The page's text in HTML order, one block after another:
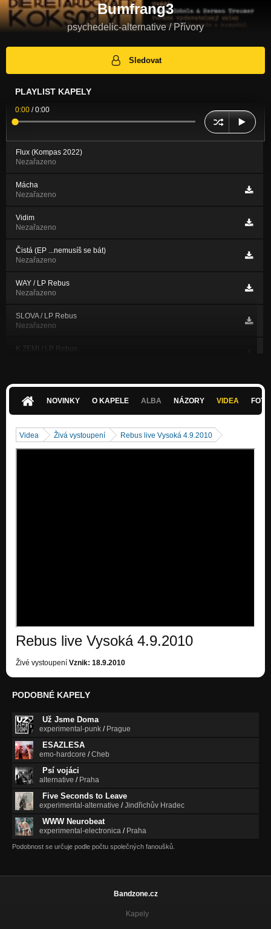
Bumfrang3
psychedelic-alternative / Přívory
Sledovat
PLAYLIST KAPELY
0:00 /0:00
Flux (Kompas 2022)
Nezařazeno
Mácha
Nezařazeno
Vidim
Nezařazeno
Čistá (EP ...nemusíš se bát)
Nezařazeno
WAY / LP Rebus
Nezařazeno
SLOVA / LP Rebus
Nezařazeno
K ZEMI / LP Rebus
Fever
(bez názvu)
NOVINKY O KAPELE ALBA NÁZORY VIDEA
Videa Živá vystoupení Rebus live Vysoká 4.9.2010
Rebus live Vysoká 4.9.2010
Živé vystoupení Vznik: 18.9.2010
PODOBNÉ KAPELY
Už Jsme Doma
experimental-punk / Prague
ESAZLESA
emo-hardcore /Cheb
Psí vojáci
alternative / Praha
Five Seconds to Leave
experimental-alternative /Jindřichův Hradec
WWW Neurobeat
experimental-electronica / Praha
Podobnost se určuje podle počtu společných fanoušků.
Bandzone.cz
Kapely